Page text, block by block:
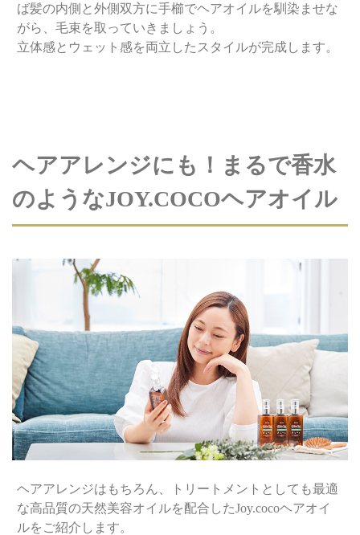
ば髪の内側と外側双方に手櫛でヘアオイルを馴染ませな
がら、毛束を取っていきましょう。
立体感とウェット感を両立したスタイルが完成します。
ヘアアレンジにも！まるで香水
のようなJOY.COCOヘアオイル
ヘアアレンジはもちろん、トリートメントとしても最適
な高品質の天然美容オイルを配合したJoy.cocoヘアオイ
ルをご紹介します。